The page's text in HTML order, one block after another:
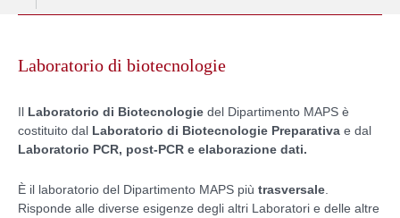
contentLaboratorio di biotecnologie
Il Laboratorio di Biotecnologie del Dipartimento MAPS è
costituito dal Laboratorio di Biotecnologie Preparativa e dal
Laboratorio PCR, post-PCR e elaborazione dati.
È il laboratorio del Dipartimento MAPS più trasversale
Risponde alle diverse esigenze degli altri Laboratori e delle altre